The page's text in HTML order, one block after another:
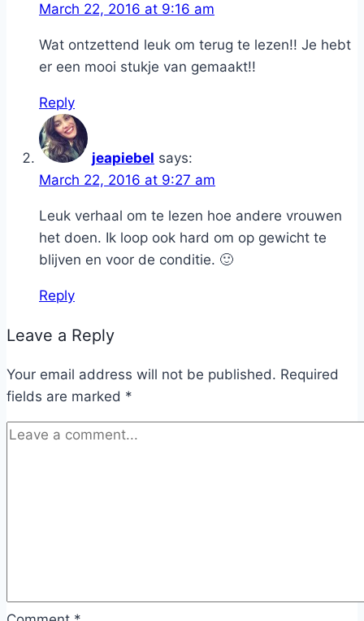
March 22, 2016 at 9:16 am
Wat ontzettend leuk om terug te lezen!! Je hebt
er een mooi stukje van gemaakt!!
Reply
jeapiebel says:
March 22, 2016 at 9:27 am
Leuk verhaal om te lezen hoe andere vrouwen
het doen. Ik loop ook hard om op gewicht te
blijven en voor de conditie. 🙂
Reply
Leave a Reply
Your email address will not be published. Required
fields are marked *